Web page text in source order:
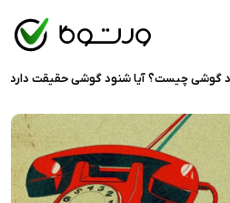
گوشی چیست؟ آیا شنود گوشی حقیقت دارد؟